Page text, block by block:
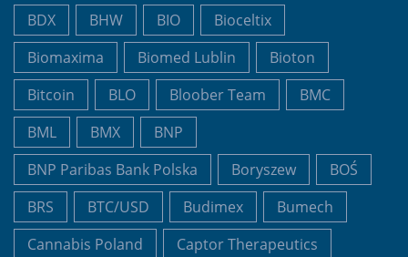
BDX
BHW BIO
Bioceltix
Biomaxima
Biomed Lublin
Bioton
Bitcoin
BLO Bloober Team
BMC
BML
BMX
BNP
BNP Paribas Bank Polska
Boryszew
BOŚ
BRS
BTC/USD Budimex
Bumech
Cannabis Poland
Captor Therapeutics